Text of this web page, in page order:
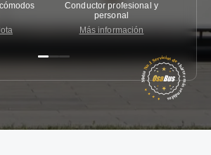
Conductor profesional y
personal
Más información